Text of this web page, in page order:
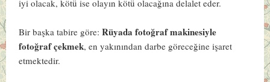
iyi olacak, kötü ise olayın kötü olacağına delalet eder.
Bir başka tabire göre:Rüyada fotoğraf makinesiyle
fotoğraf çekmek, en yakınından darbe göreceğine işaret
etmektedir.